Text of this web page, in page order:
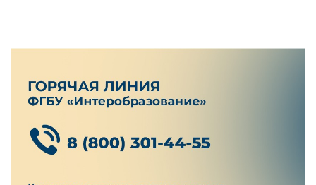
ГРАФИК И РЕЖИМ РАБОТЫ
сб-вс: выходной
пн-пт: с 10:00 до 17:00;
сб: с 10:00 до 15:30;
вс: выходной.